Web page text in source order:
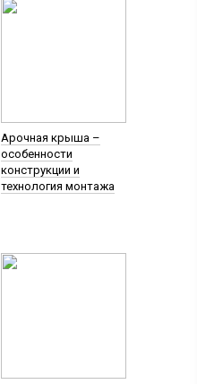
Арочная крыша –
особенности
конструкции и
технология монтажа